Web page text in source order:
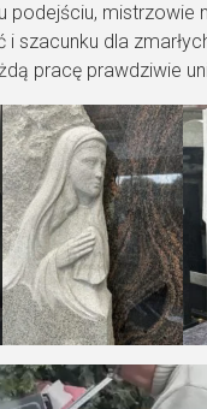
podejściu,
szacunku dla
pracę prawdziwie